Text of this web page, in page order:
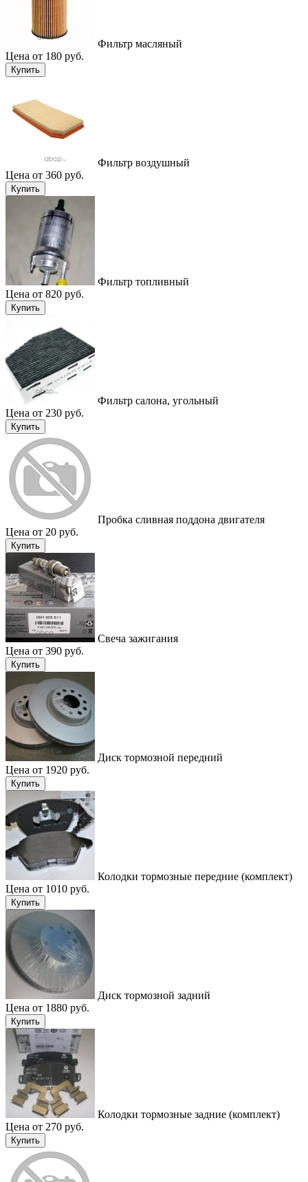
Фильтр масляный
Цена от 180 руб.
Купить
Фильтр воздушный
Цена от 360 руб.
Купить
Фильтр топливный
Цена от 820 руб.
Купить
Фильтр салона, угольный
Цена от 230 руб.
Купить
Пробка сливная поддона двигателя
Цена от 20 руб.
Купить
Свеча зажигания
Цена от 390 руб.
Купить
Диск тормозной передний
Цена от 1920 руб.
Купить
Колодки тормозные передние (комплект)
Цена от 1010 руб.
Купить
Диск тормозной задний
Цена от 1880 руб.
Купить
Колодки тормозные задние (комплект)
Цена от 270 руб.
Купить